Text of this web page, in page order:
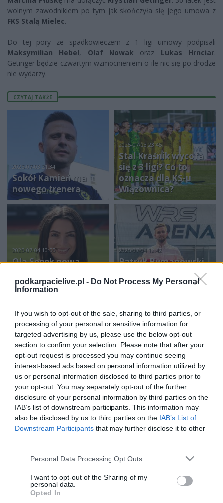
podkarpacielive.pl - Do Not Process My Personal
Information
If you wish to opt-out of the sale, sharing to third parties, or
processing of your personal or sensitive information for
targeted advertising by us, please use the below opt-out
section to confirm your selection. Please note that after your
opt-out request is processed you may continue seeing
interest-based ads based on personal information utilized by
us or personal information disclosed to third parties prior to
your opt-out. You may separately opt-out of the further
disclosure of your personal information by third parties on the
IAB’s list of downstream participants. This information may
also be disclosed by us to third parties on the IAB’s List of
Downstream Participants that may further disclose it to other
Please note that this website/app uses one or more Google
not limited to your visit or usage behaviour. You may click to
grant or deny consent to Google and its third-party tags to
use your data for below specified purposes in below Google
Personal Data Processing Opt Outs
I want to opt-out of the Sharing of my
personal data.
Opted In
wolnym zawodnikiem po tym jak skończyła się jego umowa z
FKS Stalą Mielec.
Do tej pory ze spadkowieczem z 1 ligi umowy podpisali
Maksymilian Hebel, Olaf Nowak oraz Lukas Hrnciar.
Getinger będzie czwartym wzmocnieniem o ile nic się po drodze
nie wydarzy.
CZYTAJ TAKŻE
2025-07-03 21:34
Sokół Kamień ma
nowego trenera
2025-07-03 23:45
Stal Kraśnik wycofa
się z 3 ligi? Co to
oznacza dla KS-u
Wiązownica?
2025-07-04 10:55
Ola Sępek nową
Termalicy Nieciecza
2025-07-04 12:42
Patryk Rymanowski
nowym piłkarzem
Resovii
2025-07-04 14:14
Kacper Sadłocha
wraca do Stali Mielec
2025-07-04 18:20
Damian Płonka
przedłużył kontrakt z
Pogonią-Sokołem
Lubaczów
Trzy nowe nabytki w
Wisłoku Wiśniowa
2025-07-04 19:15
kolejce Betclic 2. Ligi
wyznaczone